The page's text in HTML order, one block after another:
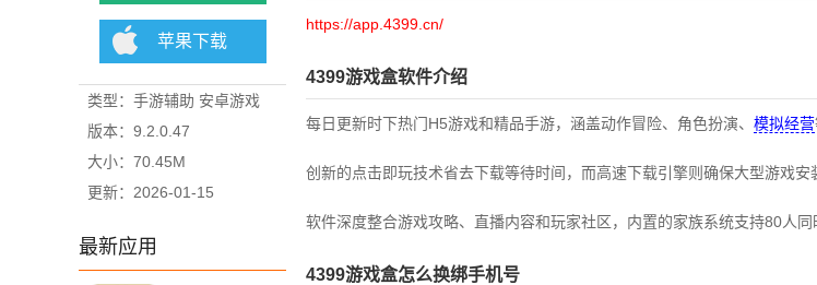
苹果下载
类型：手游辅助 安卓游戏
版本：9.2.0.47
大小：70.45M
更新：2026-01-15
最新应用
https://app.4399.cn/
4399游戏盒软件介绍
每日更新时下热门H5游戏和精品手游，涵盖动作冒险、角色扮演、 模拟经营
创新的点击即玩技术省去下载等待时间，而高速下载引擎则确保大型游戏安
软件深度整合游戏攻略、直播内容和玩家社区，内置的家族系统支持80人同
4399游戏盒怎么换绑手机号